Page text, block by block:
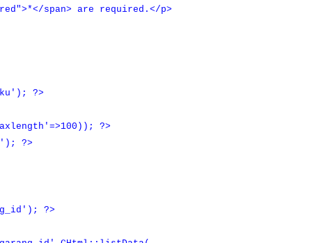
span> are required.</p>
?>
?>
?>
?>